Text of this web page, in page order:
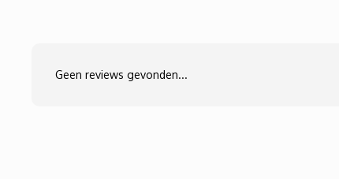
Geen reviews gevonden...